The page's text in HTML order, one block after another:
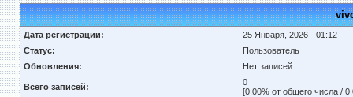
Дата регистрации:
25 Января, 2026 - 01:12
Статус:
Пользователь
Обновления:
Нет записей
Всего записей:
0
[0.00% от общего числа /